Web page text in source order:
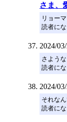
さま、
リョー
読者に
2024/
さよう
読者に
2024/
それな
読者に